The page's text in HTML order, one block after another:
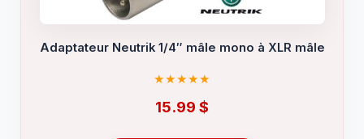
Adaptateur Neutrik 1/4″ mâle mono à XLR mâle
15.99 $